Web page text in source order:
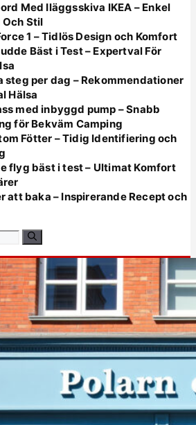
Med Iläggsskiva IKEA – Enkel
Stil
1 – Tidlös Design och Komfort
Bäst i Test – Expertval För
steg per dag – Rekommendationer
Hälsa
med inbyggd pump – Snabb
för Bekväm Camping
Fötter – Tidig Identifiering och
flyg bäst i test – Ultimat Komfort
att baka – Inspirerande Recept och